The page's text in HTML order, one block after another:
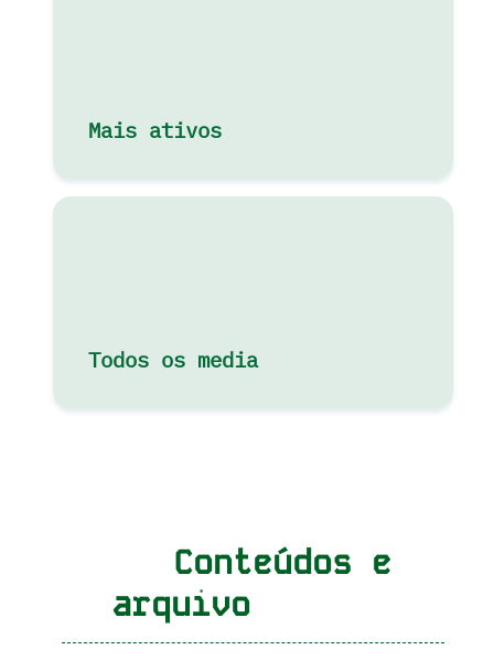
Mais ativos
Todos os media
Conteúdos e
arquivo